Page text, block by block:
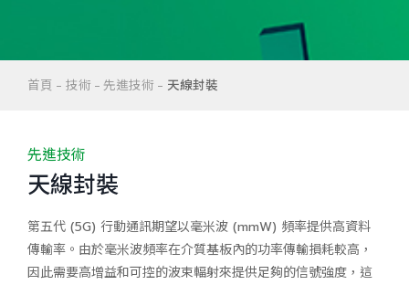
首頁 技術 先進技術 天線封裝
先進技術
天線封裝
第五代 (5G) 行動通訊期望以毫米波 (mmW) 頻率提供高資料
傳輸率。由於毫米波頻率在介質基板內的功率傳輸損耗較高，
因此需要高增益和可控的波束輻射來提供足夠的信號強度，這